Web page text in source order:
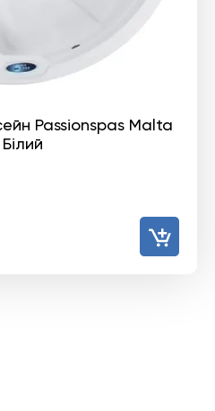
Passionspas Malta